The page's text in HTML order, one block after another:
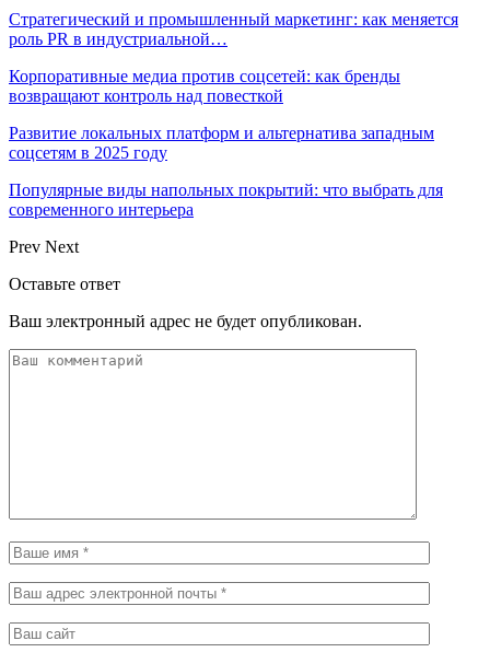
Стратегический и промышленный маркетинг: как меняется
роль PR в индустриальной…
Корпоративные медиа против соцсетей: как бренды
возвращают контроль над повесткой
Развитие локальных платформ и альтернатива западным
соцсетям в 2025 году
Популярные виды напольных покрытий: что выбрать для
современного интерьера
Prev Next
Оставьте ответ
Ваш электронный адрес не будет опубликован.